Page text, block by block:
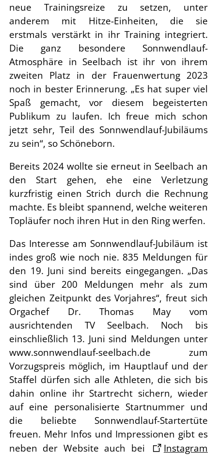
neue Trainingsreize zu setzen, unter
anderem mit Hitze-Einheiten, die sie
erstmals verstärkt in ihr Training integriert.
Die ganz besondere Sonnwendlauf-
Atmosphäre in Seelbach ist ihr von ihrem
zweiten Platz in der Frauenwertung 2023
noch in bester Erinnerung. „Es hat super viel
Spaß gemacht, vor diesem begeisterten
Publikum zu laufen. Ich freue mich schon
jetzt sehr, Teil des Sonnwendlauf-Jubiläums
zu sein“, so Schöneborn.
Bereits 2024 wollte sie erneut in Seelbach an
den Start gehen, ehe eine Verletzung
kurzfristig einen Strich durch die Rechnung
machte. Es bleibt spannend, welche weiteren
Topläufer noch ihren Hut in den Ring werfen.
Das Interesse am Sonnwendlauf-Jubiläum ist
indes groß wie noch nie. 835 Meldungen für
den 19. Juni sind bereits eingegangen. „Das
sind über 200 Meldungen mehr als zum
gleichen Zeitpunkt des Vorjahres“, freut sich
Orgachef Dr. Thomas May vom
ausrichtenden TV Seelbach. Noch bis
einschließlich 13. Juni sind Meldungen unter
www.sonnwendlauf-seelbach.de zum
Vorzugspreis möglich, im Hauptlauf und der
Staffel dürfen sich alle Athleten, die sich bis
dahin online ihr Startrecht sichern, wieder
auf eine personalisierte Startnummer und
die beliebte Sonnwendlauf-Startertüte
freuen. Mehr Infos und Impressionen gibt es
neben der Website auch bei
Instagram